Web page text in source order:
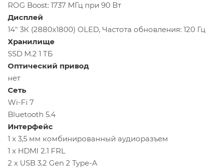
ROG Boost: 1737 МГц при 90 Вт
Дисплей
14" 3К (2880x1800) OLED, Частота обновления: 120 Гц
Хранилище
SSD M.2 1 TБ
Оптический привод
нет
Сеть
Wi-Fi 7
Bluetooth 5.4
Интерфейс
1 x 3,5 мм комбинированный аудиоразъем
1 x HDMI 2.1 FRL
2 х USB 3.2 Gen 2 Type-A